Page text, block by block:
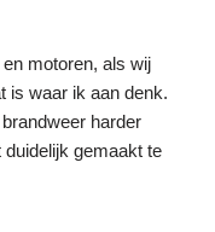
motoren, als wij
is waar ik aan denk.
harder
duidelijk gemaakt te